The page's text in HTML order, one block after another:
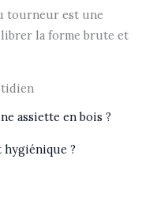
tourneur est une
la forme brute et
assiette en bois ?
hygiénique ?